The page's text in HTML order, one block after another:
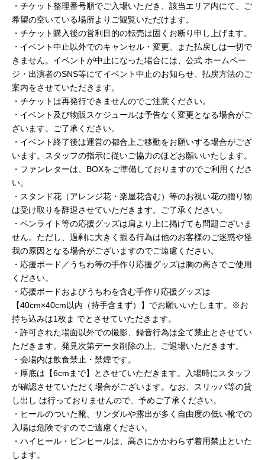
・チケット整理番号順でご⼊場いただき、該当エリア内にて、ご
希望の空いている場所よりご観覧いただけます。
・チケット購⼊後の営利⽬的の転売は固くお断り申し上げます。
・イベント中⽌以外でのキャンセル・変更、また払戻しは⼀切で
きません。イベントが中⽌になった場合には、公式 ホームペー
ジ・出演者のSNS等にてイベント中⽌のお知らせ、払戻⽅法のご
案内をさせていただきます。
・チケットは再発⾏できませんのでご注意ください。
・イベント及び物販スケジュールは予告なく変更となる場合がご
ざいます。ご了承ください。
・イベント終了後は運営の都合上ご移動をお願いする場合がござ
います。スタッフの指⽰に従いご協⼒のほどお願いいたします。
・ファンレターは、BOXをご準備しておりますのでご利⽤くださ
い。
・スタンド花（アレンジ花・楽屋花含む）等のお祝い花の贈り物
は受け取りを辞退させていただきます。ご了承ください。
・ペンライト等の応援グッズは肩より上に掲げても問題ございま
せん。ただし、過剰に⼤きく振る⾏為は他のお客様のご迷惑や怪
我の原因となる場合がございますのでご遠慮ください。
・応援ボード／うちわ等の⼿作り応援グッズは胸の⾼さでご使⽤
ください。
・応援ボードおよびうちわを含む⼿作り応援グッズは
【40cm×40cm以内（持⼿含まず）】でお願いいたします。※お
持ち込みは1枚ま でとさせていただきます。
・許可された場⾯以外での撮影、録⾳⾏為は全て禁⽌とさせてい
ただきます。発⾒次第データ削除の上、ご退場いただきます。
・会場内は飲⾷禁⽌・禁煙です。
・厚底は【6cmまで】とさせていただきます。⼊場時にスタッフ
が確認させていただく場合がございます。なお、スリッパ等の貸
し出し は⾏っておりませんので、予めご了承ください。
・ヒールのついた靴、サンダルや露出が多く⾃由度の低い靴での
⼊場は危険ですのでご遠慮ください。
・ハイヒール・ピンヒールは、⾼さにかかわらず着⽤禁⽌といた
します。